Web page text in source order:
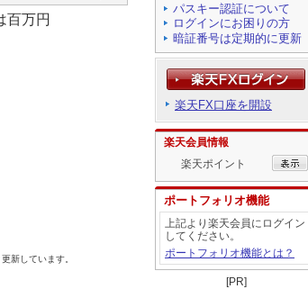
パスキー認証について
ログインにお困りの方
暗証番号は定期的に更新
楽天FX口座を開設
楽天会員情報
楽天ポイント
ポートフォリオ機能
上記より楽天会員にログイン
してください。
ポートフォリオ機能とは？
[PR]